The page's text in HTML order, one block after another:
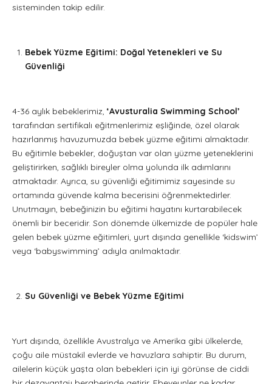
sisteminden takip edilir.
Bebek Yüzme Eğitimi: Doğal Yetenekleri ve Su
Güvenliği
4-36 aylık bebeklerimiz, ‘Avusturalia Swimming School’
tarafından sertifikalı eğitmenlerimiz eşliğinde, özel olarak
hazırlanmış havuzumuzda bebek yüzme eğitimi almaktadır.
Bu eğitimle bebekler, doğuştan var olan yüzme yeteneklerini
geliştirirken, sağlıklı bireyler olma yolunda ilk adımlarını
atmaktadır. Ayrıca, su güvenliği eğitimimiz sayesinde su
ortamında güvende kalma becerisini öğrenmektedirler.
Unutmayın, bebeğinizin bu eğitimi hayatını kurtarabilecek
önemli bir beceridir. Son dönemde ülkemizde de popüler hale
gelen bebek yüzme eğitimleri, yurt dışında genellikle ‘kidswim’
veya ‘babyswimming’ adıyla anılmaktadır.
Su Güvenliği ve Bebek Yüzme Eğitimi
Yurt dışında, özellikle Avustralya ve Amerika gibi ülkelerde,
çoğu aile müstakil evlerde ve havuzlara sahiptir. Bu durum,
ailelerin küçük yaşta olan bebekleri için iyi görünse de ciddi